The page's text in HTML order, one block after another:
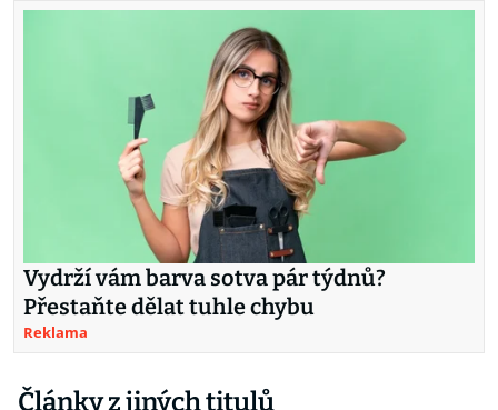
Vydrží vám barva sotva pár týdnů?
Přestaňte dělat tuhle chybu
Reklama
Články z jiných titulů